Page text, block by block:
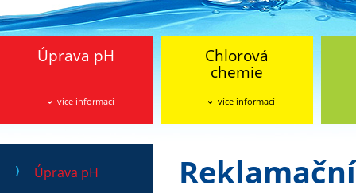
Úprava pH
více informací
Chlorová
chemie
více informací
Úprava pH